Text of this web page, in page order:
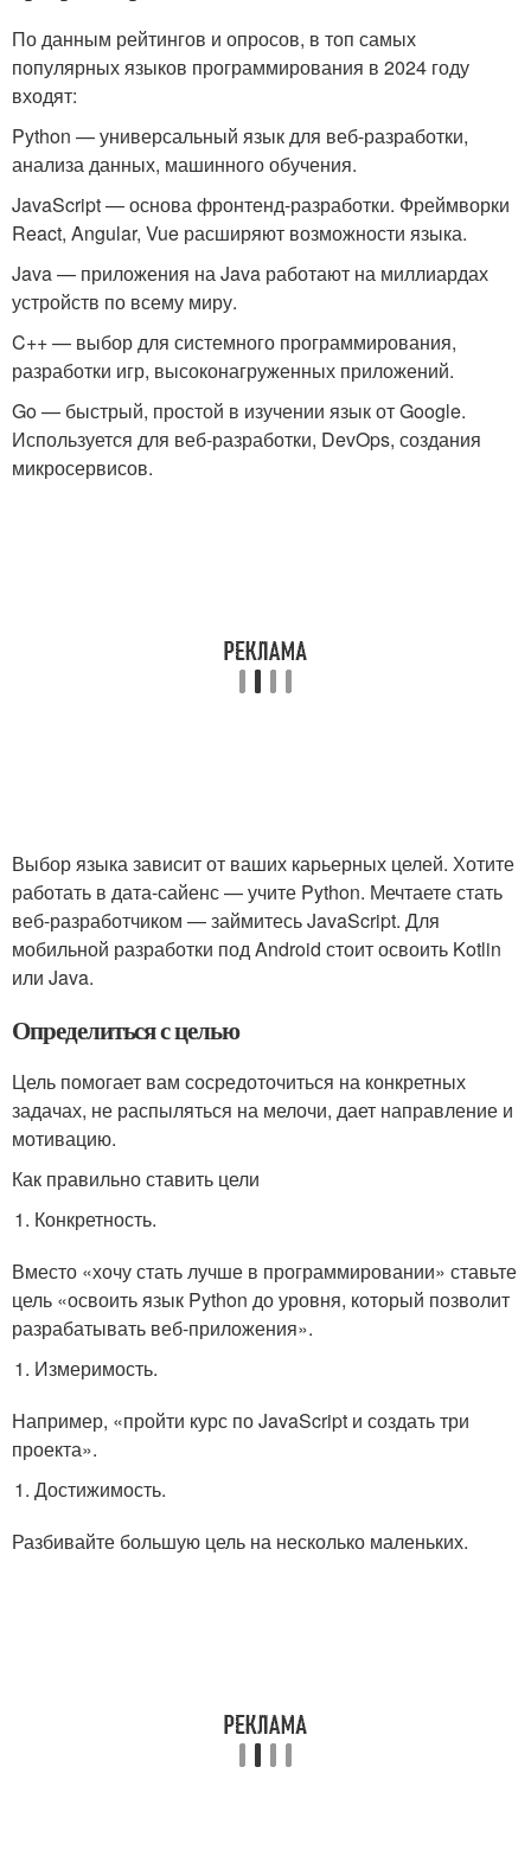
По данным рейтингов и опросов, в топ самых
популярных языков программирования в 2024 году
входят:
Python — универсальный язык для веб-разработки,
анализа данных, машинного обучения.
JavaScript — основа фронтенд-разработки. Фреймворки
React, Angular, Vue расширяют возможности языка.
Java — приложения на Java работают на миллиардах
устройств по всему миру.
C++ — выбор для системного программирования,
разработки игр, высоконагруженных приложений.
Go — быстрый, простой в изучении язык от Google.
Используется для веб-разработки, DevOps, создания
микросервисов.
Выбор языка зависит от ваших карьерных целей. Хотите
работать в дата-сайенс — учите Python. Мечтаете стать
веб-разработчиком — займитесь JavaScript. Для
мобильной разработки под Android стоит освоить Kotlin
или Java.
Определиться с целью
Цель помогает вам сосредоточиться на конкретных
задачах, не распыляться на мелочи, дает направление и
мотивацию.
Как правильно ставить цели
Конкретность.
Вместо «хочу стать лучше в программировании» ставьте
цель «освоить язык Python до уровня, который позволит
разрабатывать веб-приложения».
Измеримость.
Например, «пройти курс по JavaScript и создать три
проекта».
Достижимость.
Разбивайте большую цель на несколько маленьких.